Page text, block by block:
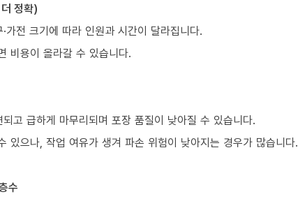
정확)
가전 크기에 따라 인원과 시간이 달라집니다.
비용이 올라갈 수 있습니다.
고 급하게 마무리되며 포장 품질이 낮아질 수 있습니다.
있으나, 작업 여유가 생겨 파손 위험이 낮아지는 경우가 많습니다.
수